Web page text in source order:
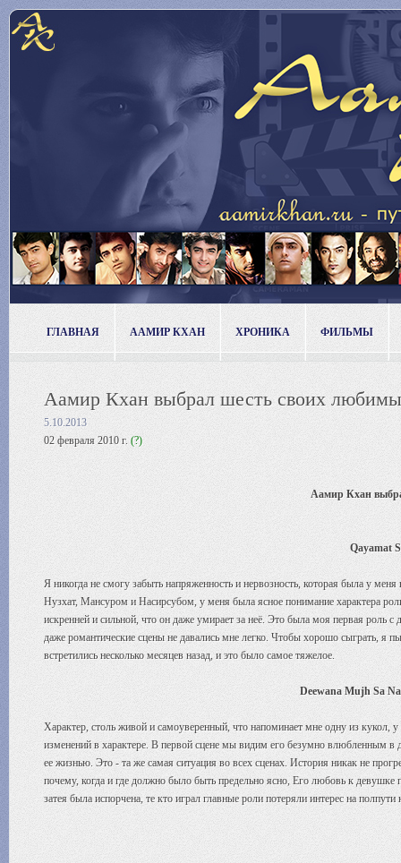
ГЛАВНАЯ ААМИР КХАН ХРОНИКА ФИЛЬМЫ
Аамир Кхан выбрал шесть своих
5.10.2013
02 февраля 2010 г. (?)
Аамир Кхан
Qayamat
Я никогда не смогу забыть напряженность и нервозность, которая была у
Нузхат, Мансуром и Насирсубом, у меня была ясное понимание характера
искренней и сильной, что он даже умирает за неё. Это была моя первая роль
даже романтические сцены не давались мне легко. Чтобы хорошо сыграть, я
встретились несколько месяцев назад, и это было самое тяжелое.
Deewana Mujh Sa
Характер, столь живой и самоуверенный, что напоминает мне одну из кукол,
изменений в характере. В первой сцене мы видим его безумно влюбленным в
ее жизнью. Это - та же самая ситуация во всех сценах. История никак не
почему, когда и где должно было быть предельно ясно, Его любовь к
затея была испорчена, те кто играл главные роли потеряли интерес на